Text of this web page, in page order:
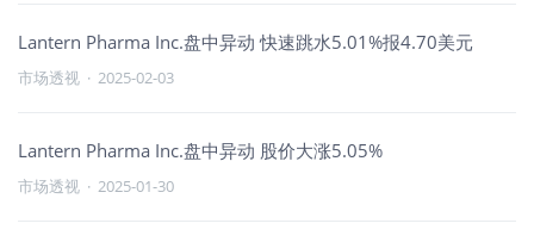
Lantern Pharma Inc.盘中异动 快速跳水5.01%报4.70美元
市场透视 · 2025-02-03
Lantern Pharma Inc.盘中异动 股价大涨5.05%
市场透视 · 2025-01-30